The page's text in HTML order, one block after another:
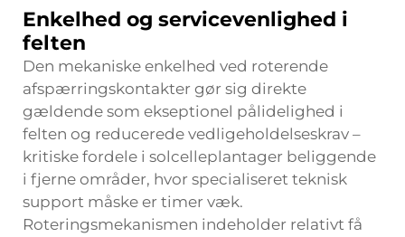
Enkelhed og servicevenlighed i
felten
Den mekaniske enkelhed ved roterende
afspærringskontakter gør sig direkte
gældende som ekseptionel pålidelighed i
felten og reducerede vedligeholdelseskrav –
kritiske fordele i solcelleplantager beliggende
i fjerne områder, hvor specialiseret teknisk
support måske er timer væk.
Roteringsmekanismen indeholder relativt få